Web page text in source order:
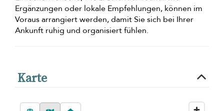
Ergänzungen oder lokale Empfehlungen, können im
Voraus arrangiert werden, damit Sie sich bei Ihrer
Ankunft ruhig und organisiert fühlen.
Karte